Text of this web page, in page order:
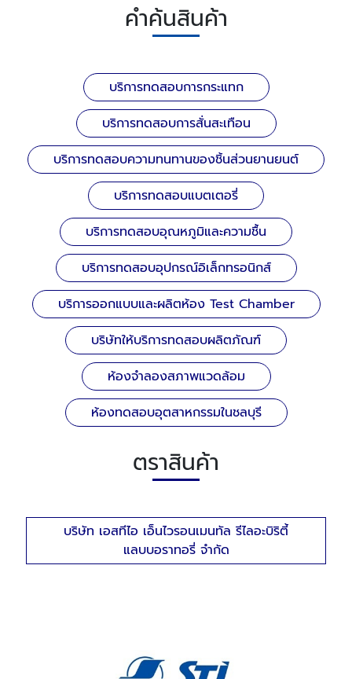
คำค้นสินค้า
บริการทดสอบการกระแทก
บริการทดสอบการสั่นสะเทือน
บริการทดสอบความทนทานของชิ้นส่วนยานยนต์
บริการทดสอบแบตเตอรี่
บริการทดสอบอุณหภูมิและความชื้น
บริการทดสอบอุปกรณ์อิเล็กทรอนิกส์
บริการออกแบบและผลิตห้อง Test Chamber
บริษัทให้บริการทดสอบผลิตภัณฑ์
ห้องจำลองสภาพแวดล้อม
ห้องทดสอบอุตสาหกรรมในชลบุรี
ตราสินค้า
บริษัท เอสทีไอ เอ็นไวรอนเมนทัล รีไลอะบิริตี้
แลบบอราทอรี่ จำกัด